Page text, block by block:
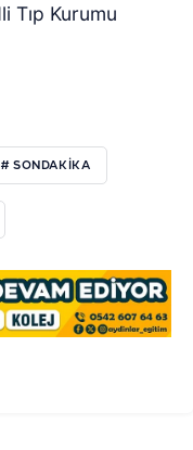
Tıp Kurumu
# SONDAKİKA